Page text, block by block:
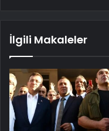
İlgili Makaleler